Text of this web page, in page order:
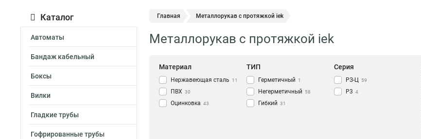
Каталог
Автоматы
Бандаж кабельный
Боксы
Вилки
Гладкие трубы
Гофрированные трубы
Главная Металлорукав с протяжкой iek
Металлорукав с протяжкой iek
Материал
Нержавеющая сталь 11
ПВХ 30
Оцинковка 43
ТИП
Герметичный 1
Негерметичный 58
Гибкий 31
Серия
РЗ-Ц 59
Р3 4